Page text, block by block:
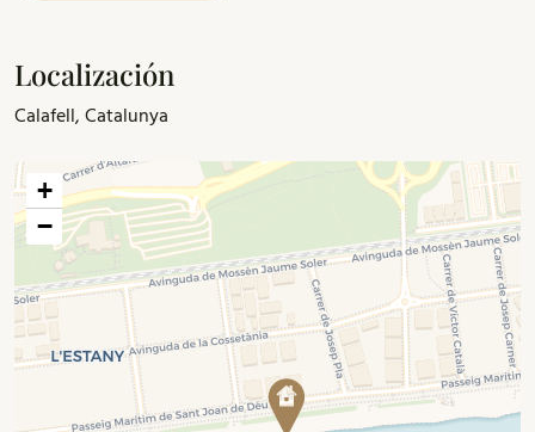
Localización
Calafell, Catalunya
+
−